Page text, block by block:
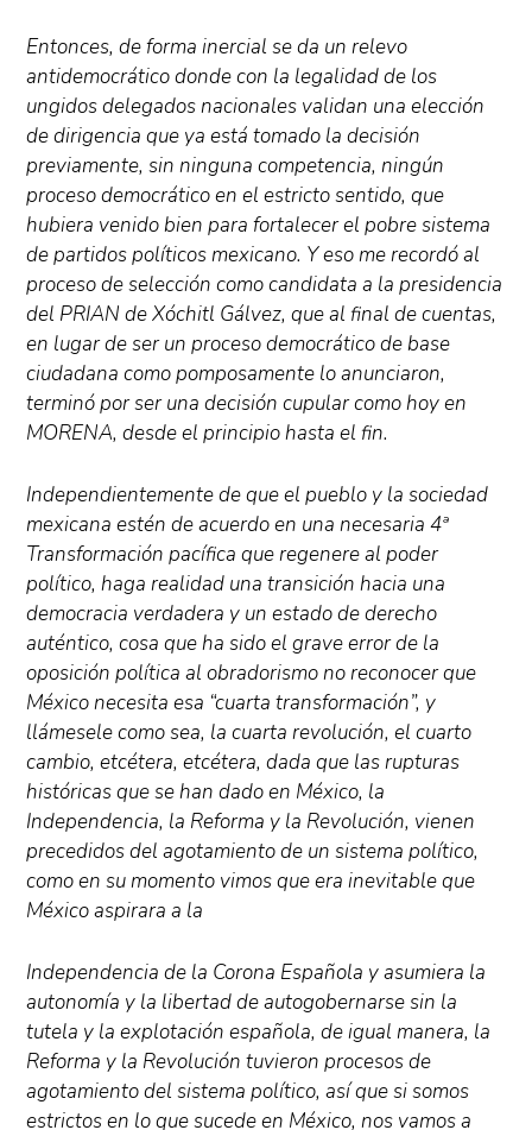
Entonces, de forma inercial se da un relevo
antidemocrático donde con la legalidad de los
ungidos delegados nacionales validan una elección
de dirigencia que ya está tomado la decisión
previamente, sin ninguna competencia, ningún
proceso democrático en el estricto sentido, que
hubiera venido bien para fortalecer el pobre sistema
de partidos políticos mexicano. Y eso me recordó al
proceso de selección como candidata a la presidencia
del PRIAN de Xóchitl Gálvez, que al final de cuentas,
en lugar de ser un proceso democrático de base
ciudadana como pomposamente lo anunciaron,
terminó por ser una decisión cupular como hoy en
MORENA, desde el principio hasta el fin.
Independientemente de que el pueblo y la sociedad
mexicana estén de acuerdo en una necesaria 4ª
Transformación pacífica que regenere al poder
político, haga realidad una transición hacia una
democracia verdadera y un estado de derecho
auténtico, cosa que ha sido el grave error de la
oposición política al obradorismo no reconocer que
México necesita esa “cuarta transformación”, y
llámesele como sea, la cuarta revolución, el cuarto
cambio, etcétera, etcétera, dada que las rupturas
históricas que se han dado en México, la
Independencia, la Reforma y la Revolución, vienen
precedidos del agotamiento de un sistema político,
como en su momento vimos que era inevitable que
México aspirara a la
Independencia de la Corona Española y asumiera la
autonomía y la libertad de autogobernarse sin la
tutela y la explotación española, de igual manera, la
Reforma y la Revolución tuvieron procesos de
agotamiento del sistema político, así que si somos
estrictos en lo que sucede en México, nos vamos a